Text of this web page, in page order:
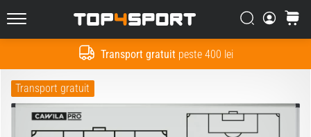
Transport gratuitpeste 400 lei
Top4Sport.ro Căutare
Cos
Transport gratuit